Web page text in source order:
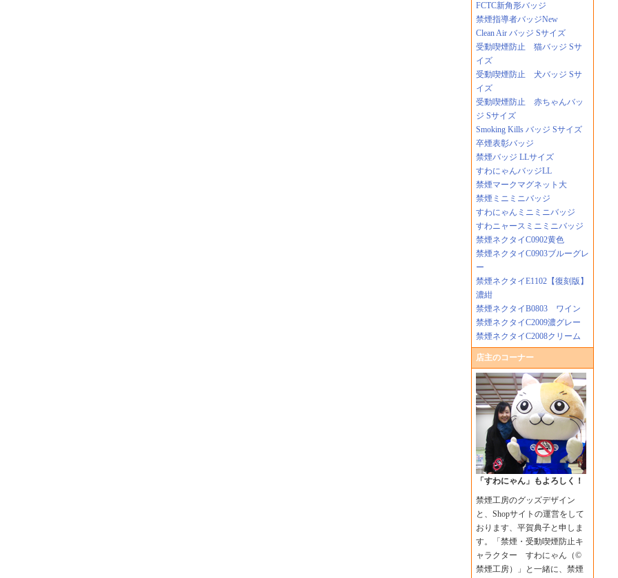
FCTC新角形バッジ
禁煙指導者バッジNew
Clean Air バッジ Sサイズ
受動喫煙防止 猫バッジ Sサ
イズ
受動喫煙防止 犬バッジ Sサ
イズ
受動喫煙防止 赤ちゃんバッ
ジ Sサイズ
Smoking Kills バッジ Sサイズ
卒煙表彰バッジ
禁煙バッジ LLサイズ
すわにゃんバッジLL
禁煙マークマグネット大
禁煙ミニミニバッジ
すわにゃんミニミニバッジ
すわニャースミニミニバッジ
禁煙ネクタイC0902黄色
禁煙ネクタイC0903ブルーグレ
ー
禁煙ネクタイE1102【復刻版】
濃紺
禁煙ネクタイB0803 ワイン
禁煙ネクタイC2009濃グレー
禁煙ネクタイC2008クリーム
店主のコーナー
「すわにゃん」もよろしく！
禁煙工房のグッズデザイン
と、Shopサイトの運営をして
おります、平賀典子と申しま
す。「禁煙・受動喫煙防止キ
ャラクター すわにゃん（©
禁煙工房）」と一緒に、禁煙